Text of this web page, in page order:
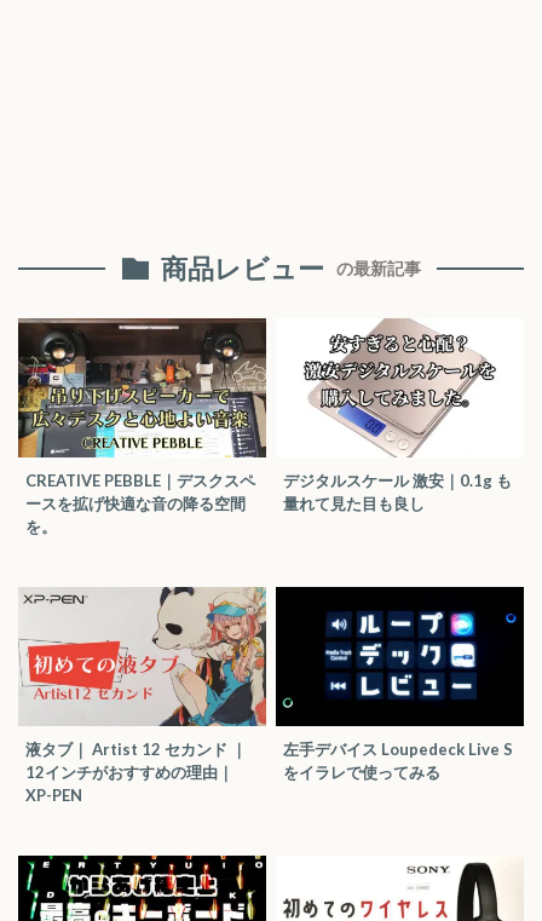
商品レビュー の最新記事
CREATIVE PEBBLE｜デスクスペ
ースを拡げ快適な音の降る空間
を。
デジタルスケール 激安｜0.1g も
量れて見た目も良し
液タブ｜ Artist 12 セカンド ｜
12インチがおすすめの理由｜
XP-PEN
左手デバイス Loupedeck Live S
をイラレで使ってみる